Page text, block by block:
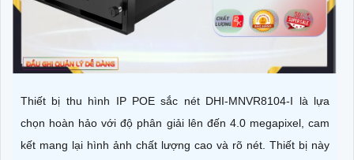
Thiết bị thu hình IP POE sắc nét DHI-MNVR8104-I là lựa
chọn hoàn hảo với độ phân giải lên đến 4.0 megapixel, cam
kết mang lại hình ảnh chất lượng cao và rõ nét. Thiết bị này